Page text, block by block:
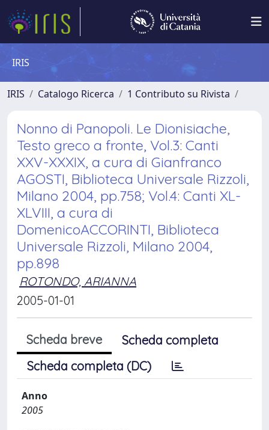
IRIS
IRIS Catalogo Ricerca 1 Contributo su Rivista
Nonno di Panopoli. Le Dionisiache,
Testo greco a fronte, Vol.3: Canti
XXV-XXXIX, a cura di Gianfranco
AGOSTI, Biblioteca Universale Rizzoli,
Milano 2004, pp.758; Vol.4: Canti XL-
XLVIII, a cura di
DomenicoACCORINTI, Biblioteca
Universale Rizzoli, Milano 2004,
pp.898
ROTONDO, ARIANNA
2005-01-01
Scheda breve
Scheda completa
Scheda completa (DC)
Anno
2005